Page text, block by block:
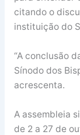
citando o
instituição do
“A conclusão
Sínodo dos
acrescenta.
A assembleia
de 2 a 27 de